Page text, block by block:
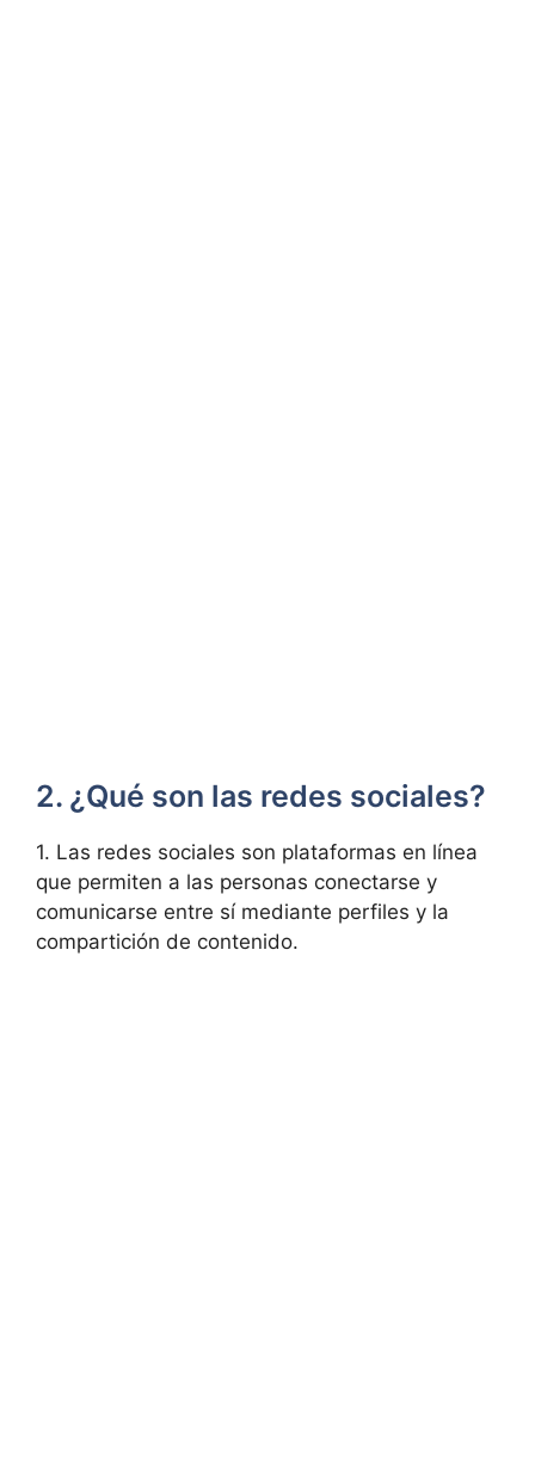
2. ¿Qué son las redes sociales?
1. Las redes sociales son plataformas en línea
que permiten a las personas conectarse y
comunicarse entre sí mediante perfiles y la
compartición de contenido.